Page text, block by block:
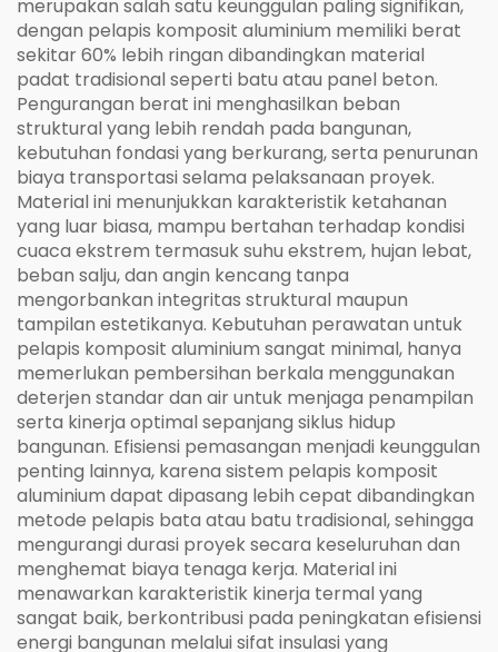
merupakan salah satu keunggulan paling signifikan,
dengan pelapis komposit aluminium memiliki berat
sekitar 60% lebih ringan dibandingkan material
padat tradisional seperti batu atau panel beton.
Pengurangan berat ini menghasilkan beban
struktural yang lebih rendah pada bangunan,
kebutuhan fondasi yang berkurang, serta penurunan
biaya transportasi selama pelaksanaan proyek.
Material ini menunjukkan karakteristik ketahanan
yang luar biasa, mampu bertahan terhadap kondisi
cuaca ekstrem termasuk suhu ekstrem, hujan lebat,
beban salju, dan angin kencang tanpa
mengorbankan integritas struktural maupun
tampilan estetikanya. Kebutuhan perawatan untuk
pelapis komposit aluminium sangat minimal, hanya
memerlukan pembersihan berkala menggunakan
deterjen standar dan air untuk menjaga penampilan
serta kinerja optimal sepanjang siklus hidup
bangunan. Efisiensi pemasangan menjadi keunggulan
penting lainnya, karena sistem pelapis komposit
aluminium dapat dipasang lebih cepat dibandingkan
metode pelapis bata atau batu tradisional, sehingga
mengurangi durasi proyek secara keseluruhan dan
menghemat biaya tenaga kerja. Material ini
menawarkan karakteristik kinerja termal yang
sangat baik, berkontribusi pada peningkatan efisiensi
energi bangunan melalui sifat insulasi yang